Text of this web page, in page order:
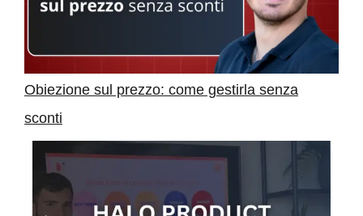
Obiezione sul prezzo: come gestirla senza
sconti